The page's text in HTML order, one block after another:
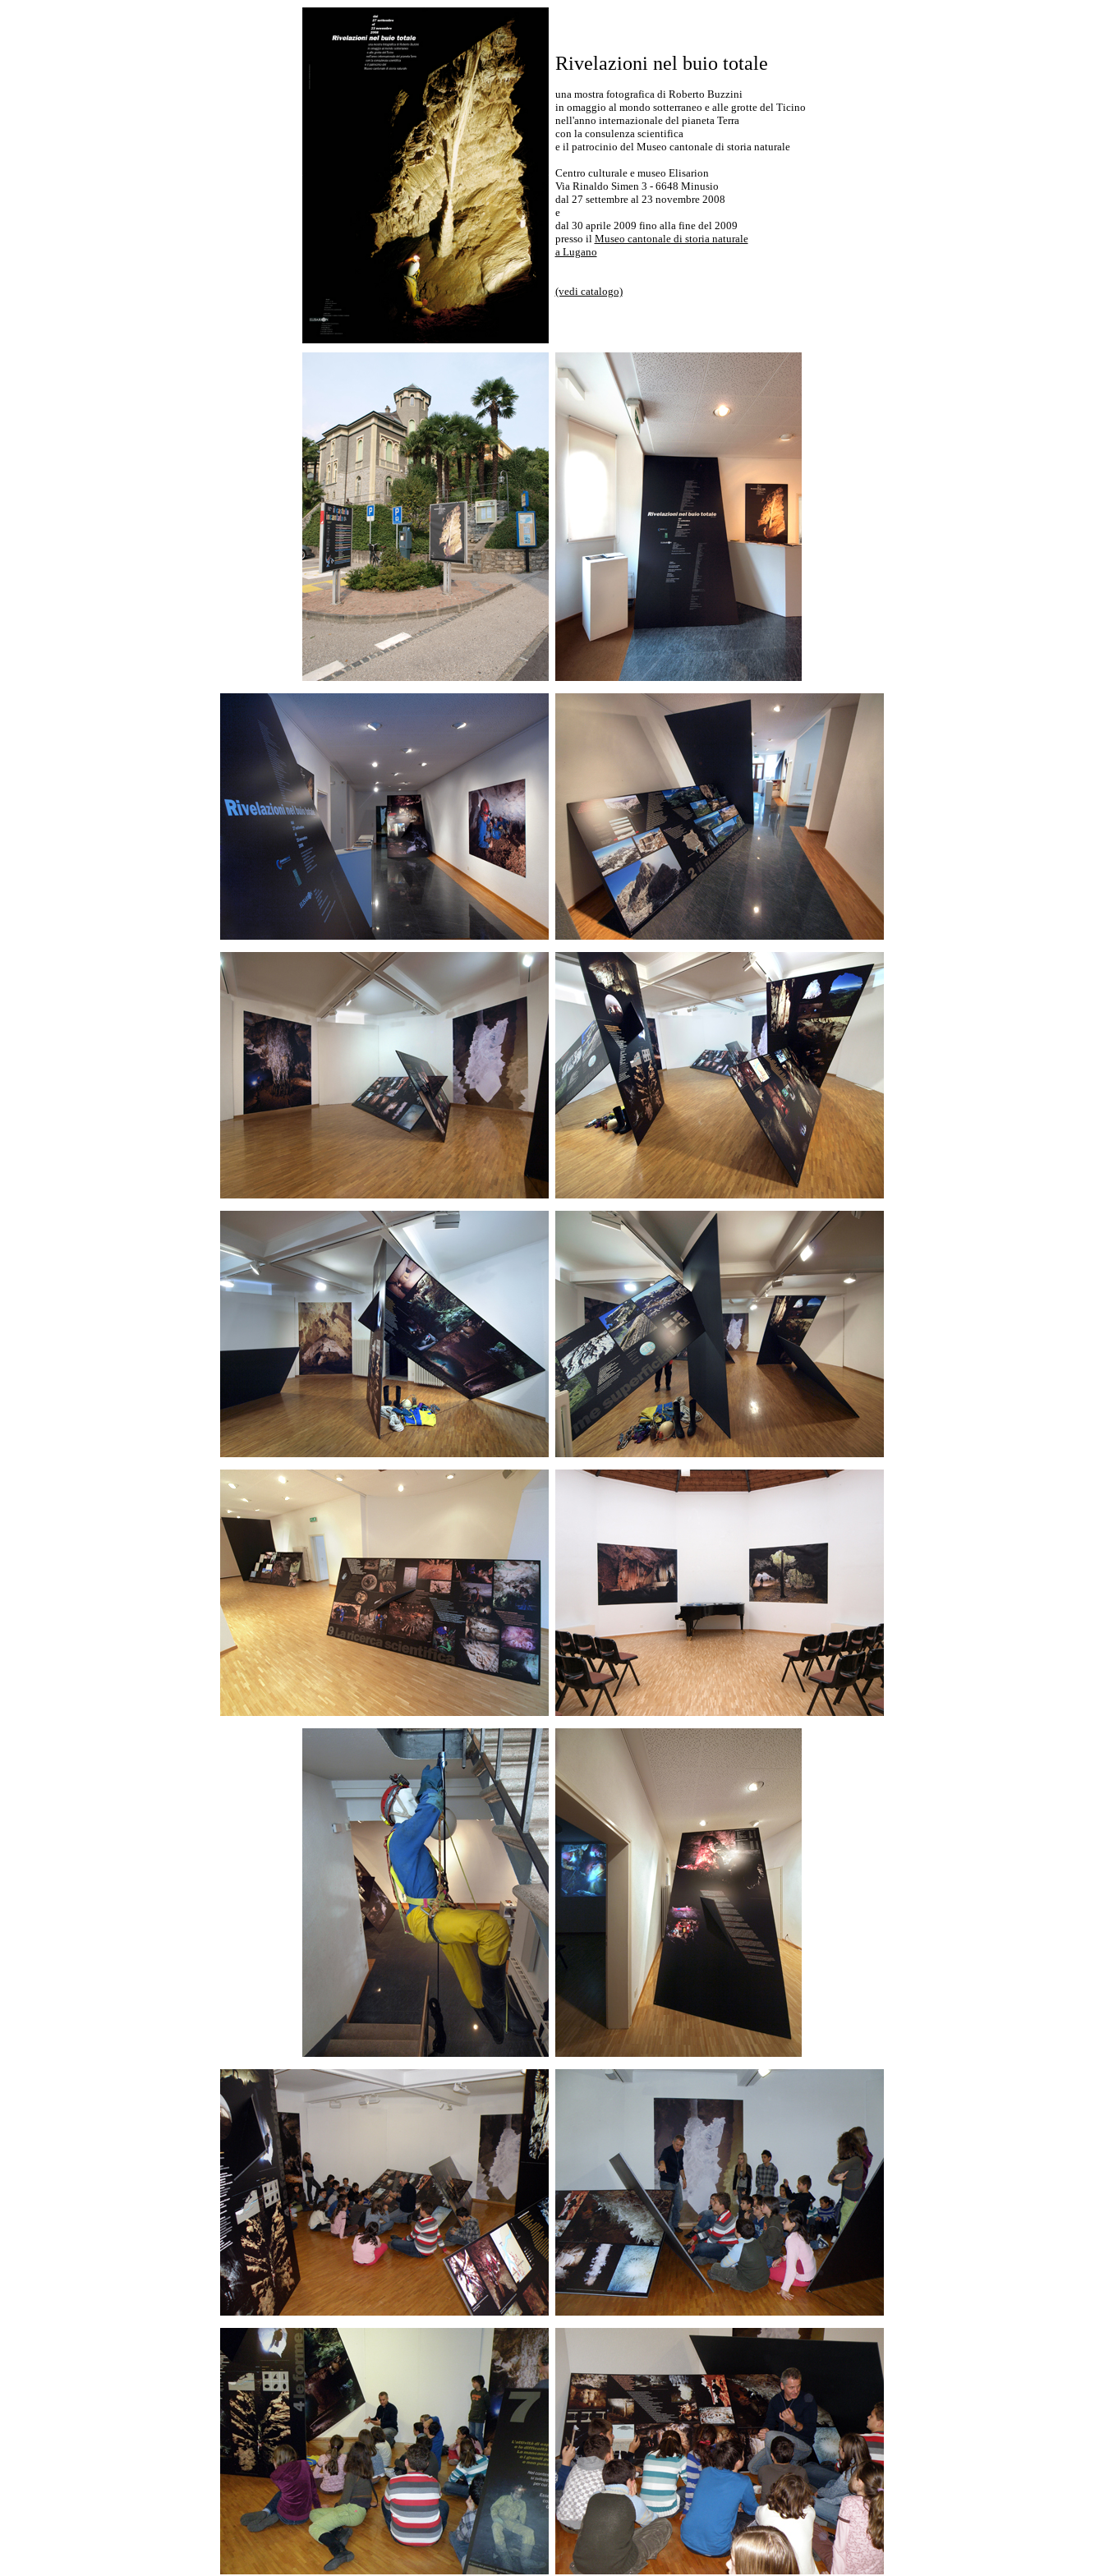
Rivelazioni nel buio totale
una mostra fotografica di Roberto Buzzini
in omaggio al mondo sotterraneo e alle grotte del Ticino
nell'anno internazionale del pianeta Terra
con la consulenza scientifica
e il patrocinio del Museo cantonale di storia naturale
Centro culturale e museo Elisarion
Via Rinaldo Simen 3 - 6648 Minusio
dal 27 settembre al 23 novembre 2008
e
dal 30 aprile 2009 fino alla fine del 2009
presso il Museo cantonale di storia naturale
a Lugano
(vedi catalogo)